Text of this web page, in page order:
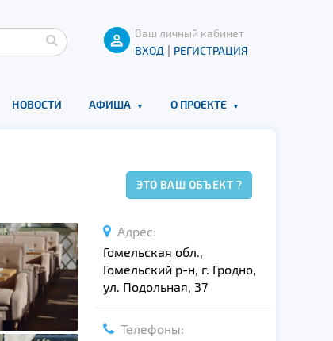
Ваш личный кабинет
ВХОД | РЕГИСТРАЦИЯ
НОВОСТИ АФИША О ПРОЕКТЕ
ЭТО ВАШ ОБЪЕКТ ?
Адрес:
Гомельская обл.,
Гомельский р-н, г. Гродно,
ул. Подольная, 37
Телефоны: